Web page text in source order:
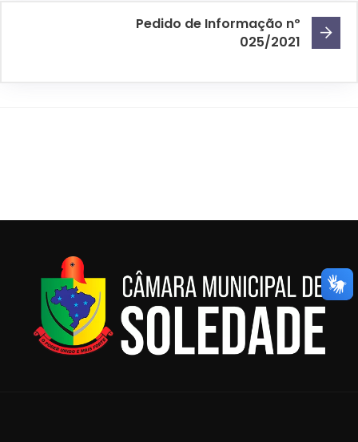
Pedido de Informação nº
025/2021